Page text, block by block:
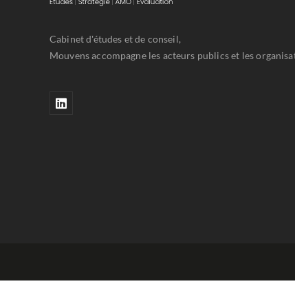
Cabinet d'études et de conseil,
Mouvens accompagne les acteurs publics et les